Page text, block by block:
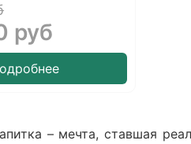
руб
– мечта, ставшая